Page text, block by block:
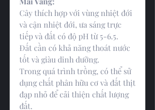
Cây thích hợp với vùng nhiệt đới
và cận nhiệt đới, ưa sáng trực
tiếp và đất có độ pH từ 5-6.5.
Đất cần có khả năng thoát nước
tốt và giàu dinh dưỡng.
Trong quá trình trồng, có thể sử
dụng chất phân hữu cơ và đất thịt
đạp nhỏ để cải thiện chất lượng
đất.